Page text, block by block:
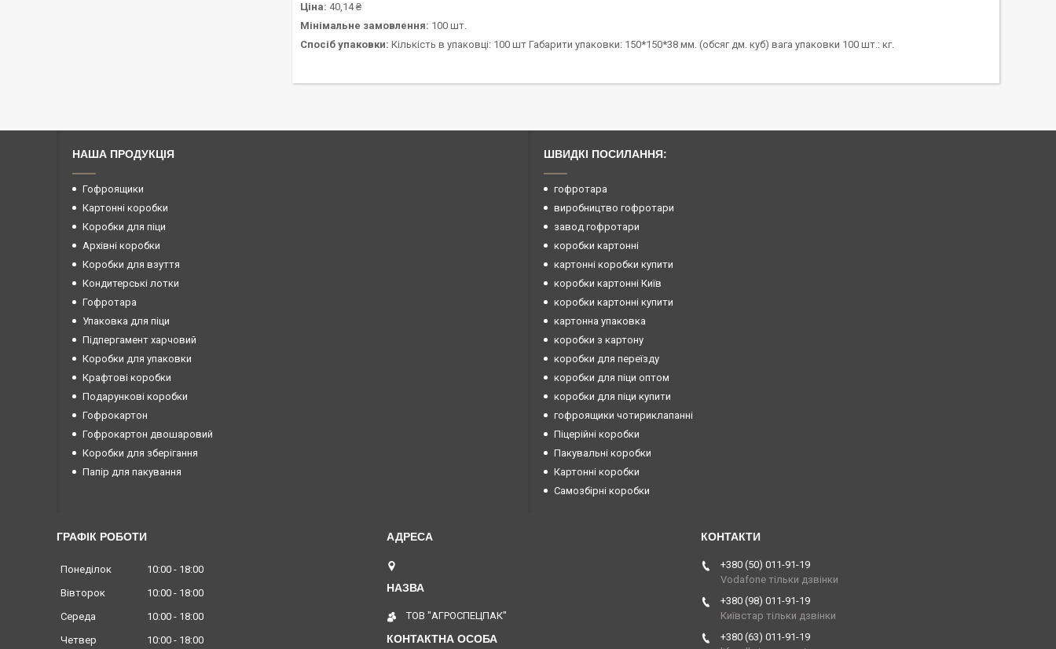
Ціна: 40,14 ₴
Мінімальне замовлення: 100 шт.
Спосіб упаковки: Кількість в упаковці: 100 шт Габарити упаковки: 150*150*38 мм. (обсяг дм. куб) вага упаковки 100 шт.: кг.
НАША ПРОДУКЦІЯ
Гофроящики
Картонні коробки
Коробки для піци
Архівні коробки
Коробки для взуття
Кондитерські лотки
Гофротара
Упаковка для піци
Підпергамент харчовий
Коробки для упаковки
Крафтові коробки
Подарункові коробки
Гофрокартон
Гофрокартон двошаровий
Коробки для зберігання
Папір для пакування
ШВИДКІ ПОСИЛАННЯ:
гофротара
виробництво гофротари
завод гофротари
коробки картонні
картонні коробки купити
коробки картонні Київ
коробки картонні купити
картонна упаковка
коробки з картону
коробки для переїзду
коробки для піци оптом
коробки для піци купити
гофроящики чотириклапанні
Піцерійні коробки
Пакувальні коробки
Картонні коробки
Самозбірні коробки
ГРАФІК РОБОТИ
Понеділок 10:00
18:00
Вівторок
10:00
18:00
Середа
10:00
18:00
Четвер
10:00 18:00
ТОВ "АГРОСПЕЦПАК"
+380 (50) 011-91-19
Vodafone тільки дзвінки
+380 (98) 011-91-19
Київстар тільки дзвінки
+380 (63) 011-91-19